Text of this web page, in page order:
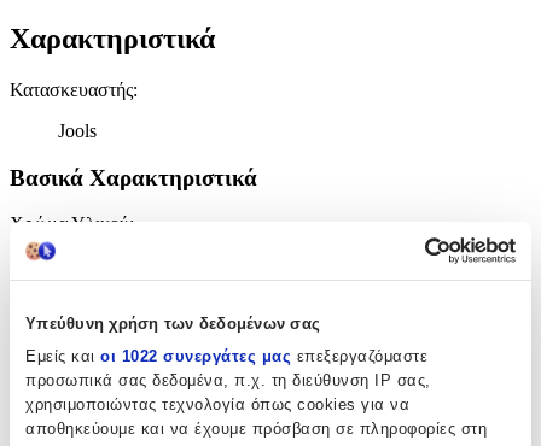
Υπεύθυνη χρήση των δεδομένων σας
Εμείς και οι 1022 συνεργάτες μας επεξεργαζόμαστε
προσωπικά σας δεδομένα, π.χ. τη διεύθυνση IP σας,
χρησιμοποιώντας τεχνολογία όπως cookies για να
αποθηκεύουμε και να έχουμε πρόσβαση σε πληροφορίες στη
Χαρακτηριστικά
Κατασκευαστής:
Jools
Βασικά Χαρακτηριστικά
Χρώμα Υλικού:
Επιχρυσωμένα:
Όχι